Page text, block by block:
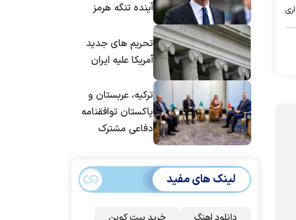
آینده تنگه هرمز
شد
تحریم های جدید
آمریکا علیه ایران
ترکیه، عربستان و
پاکستان توافقنامه
دفاعی مشترک
لینک های مفید